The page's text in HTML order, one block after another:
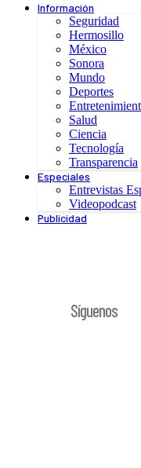
Información
Seguridad
Hermosillo
México
Sonora
Mundo
Deportes
Salud
Ciencia
Tecnología
Transparencia
Especiales
Entrevistas
Videopodcast
Publicidad
Síguenos